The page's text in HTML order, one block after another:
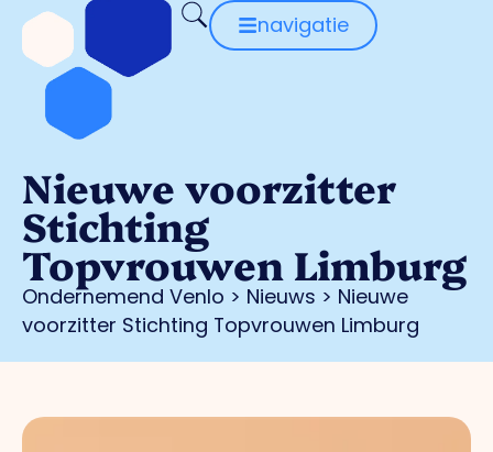
navigatie
Nieuwe voorzitter
Stichting
Topvrouwen Limburg
Ondernemend Venlo > Nieuws > Nieuwe
voorzitter Stichting Topvrouwen Limburg